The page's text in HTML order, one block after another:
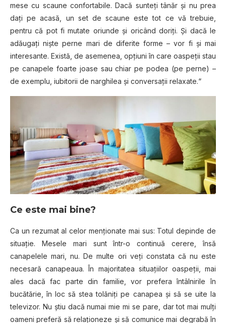
mese cu scaune confortabile. Dacă sunteţi tânăr şi nu prea
daţi pe acasă, un set de scaune este tot ce vă trebuie,
pentru că pot fi mutate oriunde şi oricând doriţi. Şi dacă le
adăugaţi nişte perne mari de diferite forme – vor fi şi mai
interesante. Există, de asemenea, opţiuni în care oaspeţii stau
pe canapele foarte joase sau chiar pe podea (pe perne) –
de exemplu, iubitorii de narghilea şi conversaţii relaxate.“
Ce este mai bine?
Ca un rezumat al celor menţionate mai sus: Totul depinde de
situaţie. Mesele mari sunt într-o continuă cerere, însă
canapelele mari, nu. De multe ori veţi constata că nu este
necesară canapeaua. În majoritatea situaţiilor oaspeţii, mai
ales dacă fac parte din familie, vor prefera întâlnirile în
bucătărie, în loc să stea tolăniţi pe canapea şi să se uite la
televizor. Nu ştiu dacă numai mie mi se pare, dar tot mai mulţi
oameni preferă să relaţioneze şi să comunice mai degrabă în